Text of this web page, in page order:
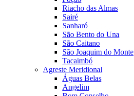
Riacho das Almas
Sairé
Sanharó
São Bento do Una
São Caitano
São Joaquim do Monte
Tacaimbó
Agreste Meridional
Águas Belas
Angelim